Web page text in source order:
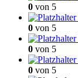
0 von 5
0 von 5
0 von 5
0 von 5